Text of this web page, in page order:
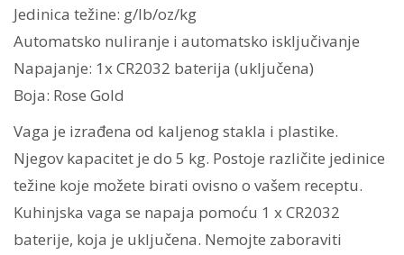
Jedinica težine: g/lb/oz/kg
Automatsko nuliranje i automatsko isključivanje
Napajanje: 1x CR2032 baterija (uključena)
Boja: Rose Gold
Vaga je izrađena od kaljenog stakla i plastike.
Njegov kapacitet je do 5 kg. Postoje različite jedinice
težine koje možete birati ovisno o vašem receptu.
Kuhinjska vaga se napaja pomoću 1 x CR2032
baterije, koja je uključena. Nemojte zaboraviti